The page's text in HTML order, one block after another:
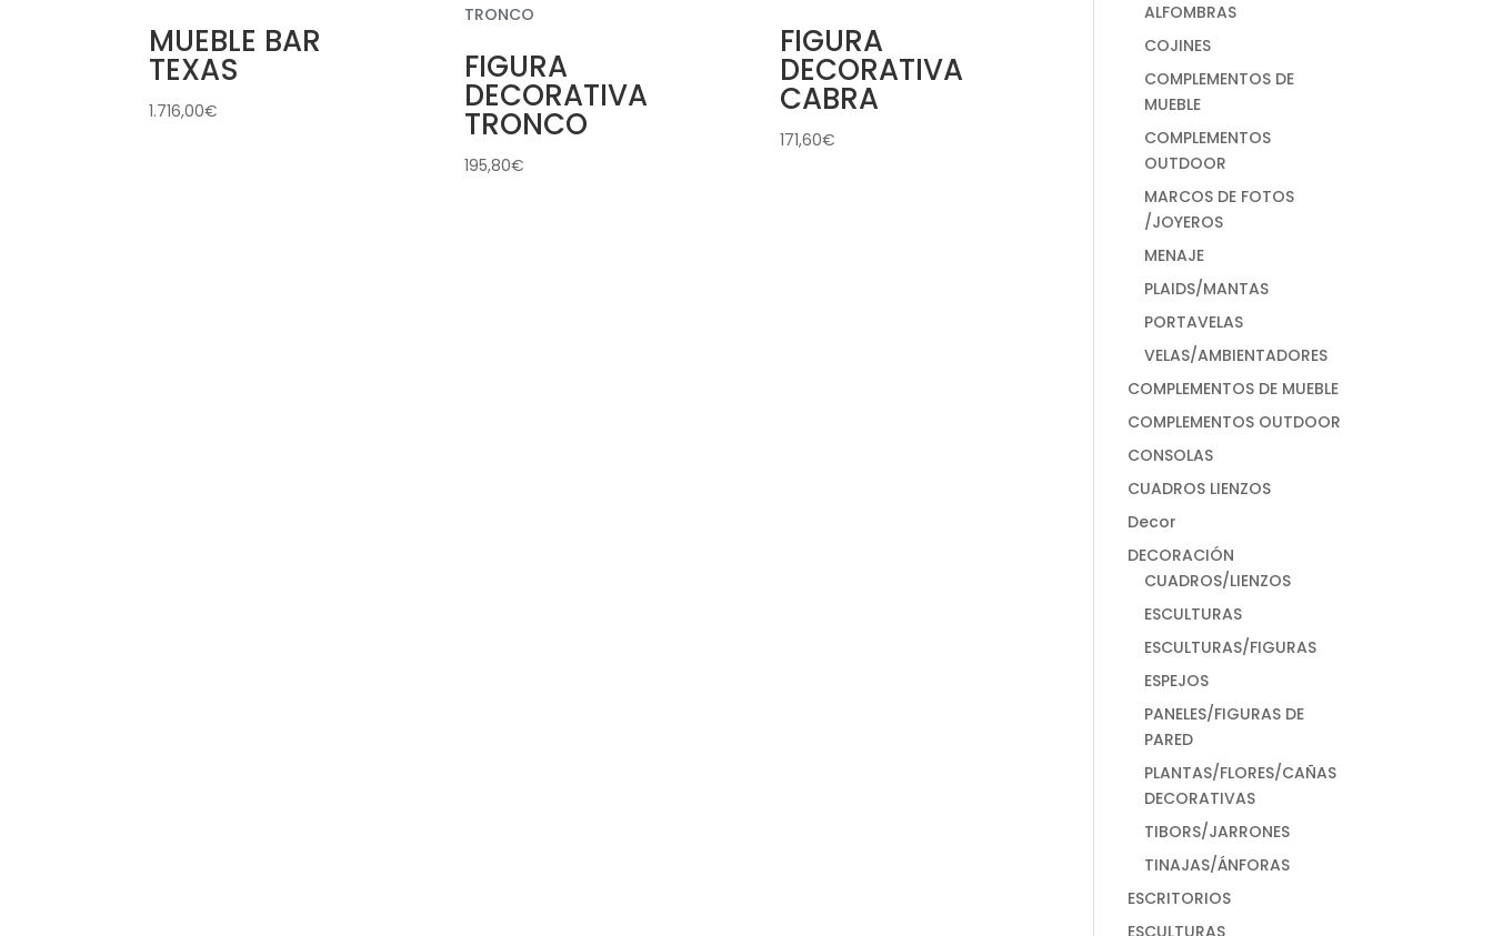
MUEBLE BAR
TEXAS
1.716,00€
FIGURA
DECORATIVA
TRONCO
195,80€
FIGURA
DECORATIVA
CABRA
171,60€
ALFOMBRAS
COJINES
COMPLEMENTOS DE
MUEBLE
COMPLEMENTOS
OUTDOOR
MARCOS DE FOTOS
/JOYEROS
MENAJE
PLAIDS/MANTAS
PORTAVELAS
VELAS/AMBIENTADORES
COMPLEMENTOS DE MUEBLE
COMPLEMENTOS OUTDOOR
CONSOLAS
CUADROS LIENZOS
Decor
DECORACIÓN
CUADROS/LIENZOS
ESCULTURAS
ESCULTURAS/FIGURAS
ESPEJOS
PANELES/FIGURAS DE
PARED
PLANTAS/FLORES/CAÑAS
DECORATIVAS
TIBORS/JARRONES
TINAJAS/ÁNFORAS
ESCRITORIOS
ESCULTURAS